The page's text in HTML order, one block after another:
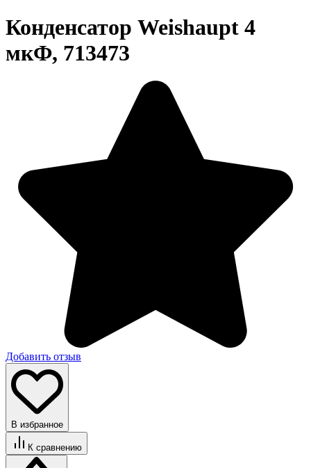
Конденсатор Weishaupt 4
мкФ, 713473
Добавить отзыв
В избранное
К сравнению